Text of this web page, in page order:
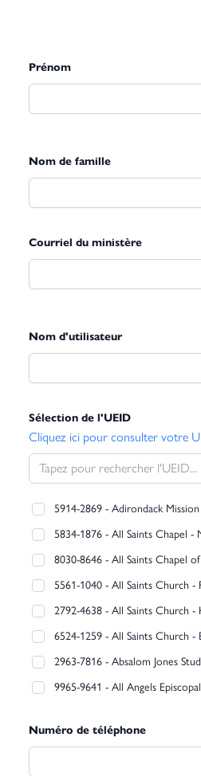
Prénom
Nom de famille
Courriel du ministère
Nom d'utilisateur
Sélection de l'UEID
Cliquez ici pour consulter votre
5914-2869 - Adirondack
5834-1876 - All Saints Chapel -
8030-8646 - All Saints Chapel
5561-1040 - All Saints Church -
2792-4638 - All Saints Church -
6524-1259 - All Saints Church -
2963-7816 - Absalom Jones
9965-9641 - All Angels
2704-7067 - All Saints Chapel -
Numéro de téléphone